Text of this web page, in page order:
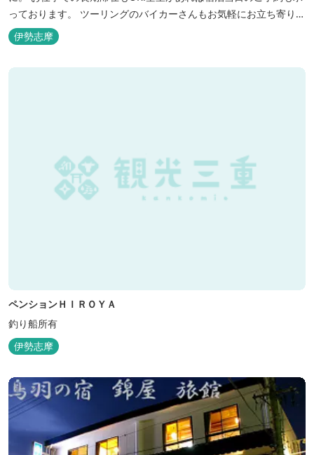
っております。 ツーリングのバイカーさんもお気軽にお立ち寄りく
ださい。
伊勢志摩
ペンションＨＩＲＯＹＡ
釣り船所有
伊勢志摩